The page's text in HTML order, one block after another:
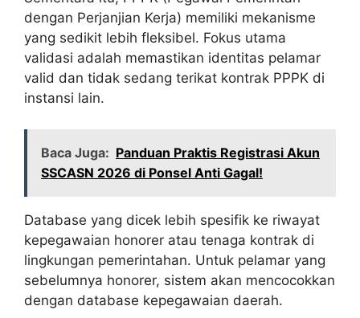
dengan Perjanjian Kerja) memiliki mekanisme
yang sedikit lebih fleksibel. Fokus utama
validasi adalah memastikan identitas pelamar
valid dan tidak sedang terikat kontrak PPPK di
instansi lain.
Baca Juga: Panduan Praktis Registrasi Akun
SSCASN 2026 di Ponsel Anti Gagal!
Database yang dicek lebih spesifik ke riwayat
kepegawaian honorer atau tenaga kontrak di
lingkungan pemerintahan. Untuk pelamar yang
sebelumnya honorer, sistem akan mencocokkan
dengan database kepegawaian daerah.